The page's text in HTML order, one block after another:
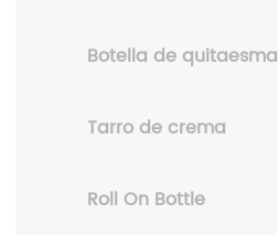
Botella de
Tarro de crema
Roll On Bottle